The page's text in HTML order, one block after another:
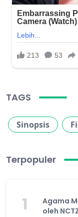
TAGS
Sinopsis
Terpopuler
1
Agama
oleh